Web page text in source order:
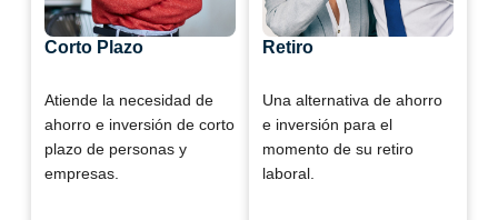
Corto Plazo
Atiende la necesidad de
ahorro e inversión de corto
plazo de personas y
empresas.
Retiro
Una alternativa de ahorro
e inversión para el
momento de su retiro
laboral.